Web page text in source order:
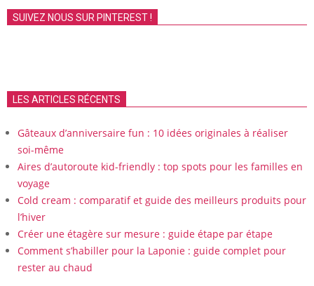
publications
SUIVEZ NOUS SUR PINTEREST !
LES ARTICLES RÉCENTS
Gâteaux d’anniversaire fun : 10 idées originales à réaliser
soi-même
Aires d’autoroute kid-friendly : top spots pour les familles en
voyage
Cold cream : comparatif et guide des meilleurs produits pour
l’hiver
Créer une étagère sur mesure : guide étape par étape
Comment s’habiller pour la Laponie : guide complet pour
rester au chaud